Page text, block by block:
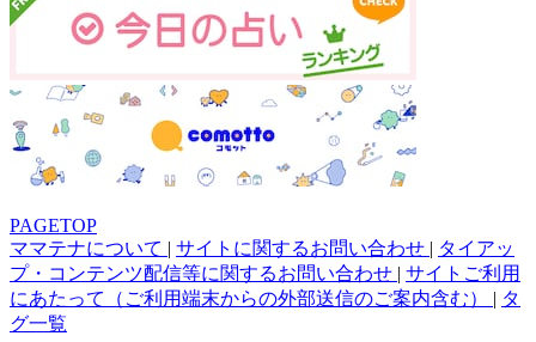
PAGETOP
ママテナについて | サイトに関するお問い合わせ | タイアッ
プ・コンテンツ配信等に関するお問い合わせ | サイトご利用
にあたって（ご利用端末からの外部送信のご案内含む） | タ
グ一覧